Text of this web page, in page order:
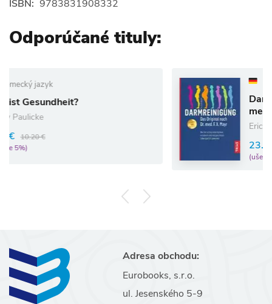
ISBN: 9783831908332
Odporúčané tituly:
Nemecký jazyk
Darmreinigung. Das
med. F.X. Mayr
Erich Rauch
24.70 €
Adresa obchodu:
Eurobooks, s.r.o.
ul. Jesenského 5-9